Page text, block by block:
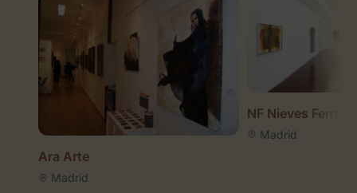
Ara Arte
Madrid
NF Nieves
Madrid